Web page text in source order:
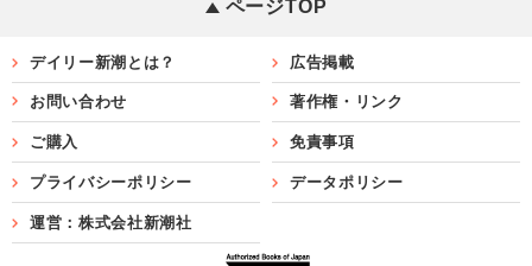
ページTOP
デイリー新潮とは？ 広告掲載
お問い合わせ 著作権・リンク
ご購入 免責事項
プライバシーポリシー データポリシー
運営：株式会社新潮社